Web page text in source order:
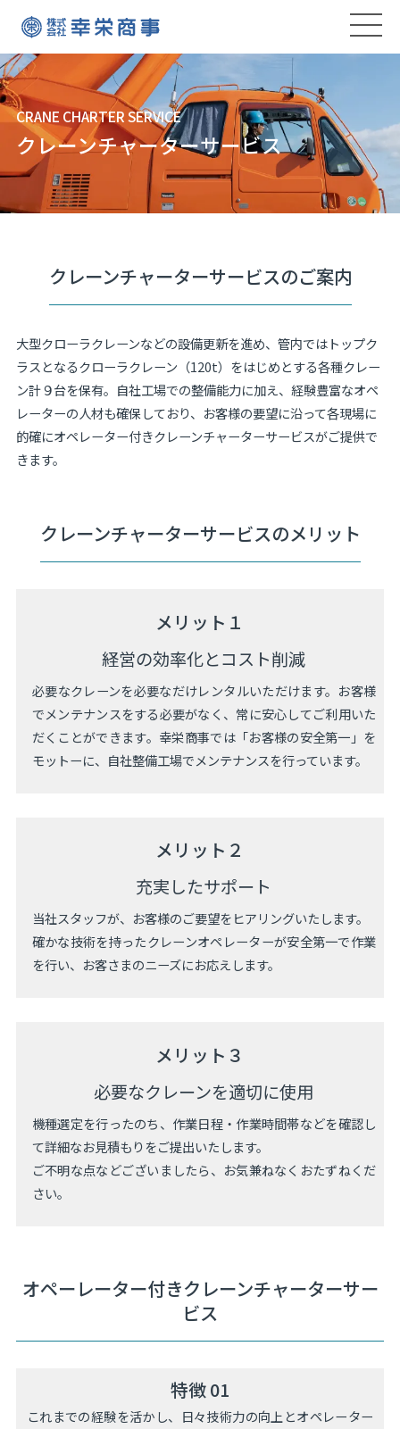
CRANE CHARTER SERVICE
クレーンチャーターサービス
クレーンチャーターサービスのご案内
大型クローラクレーンなどの設備更新を進め、管内ではトップク
ラスとなるクローラクレーン（120t）をはじめとする各種クレー
ン計９台を保有。自社工場での整備能力に加え、経験豊富なオペ
レーターの人材も確保しており、お客様の要望に沿って各現場に
的確にオペレーター付きクレーンチャーターサービスがご提供で
きます。
クレーンチャーターサービスのメリット
メリット１
経営の効率化とコスト削減
必要なクレーンを必要なだけレンタルいただけます。お客様
でメンテナンスをする必要がなく、常に安心してご利用いた
だくことができます。幸栄商事では「お客様の安全第一」を
モットーに、自社整備工場でメンテナンスを行っています。
メリット２
充実したサポート
当社スタッフが、お客様のご要望をヒアリングいたします。
確かな技術を持ったクレーンオペレーターが安全第一で作業
を行い、お客さまのニーズにお応えします。
メリット３
必要なクレーンを適切に使用
機種選定を行ったのち、作業日程・作業時間帯などを確認し
て詳細なお見積もりをご提出いたします。
ご不明な点などございましたら、お気兼ねなくおたずねくだ
さい。
オペーレーター付きクレーンチャーターサー
ビス
特徴 01
これまでの経験を活かし、日々技術力の向上とオペレーター